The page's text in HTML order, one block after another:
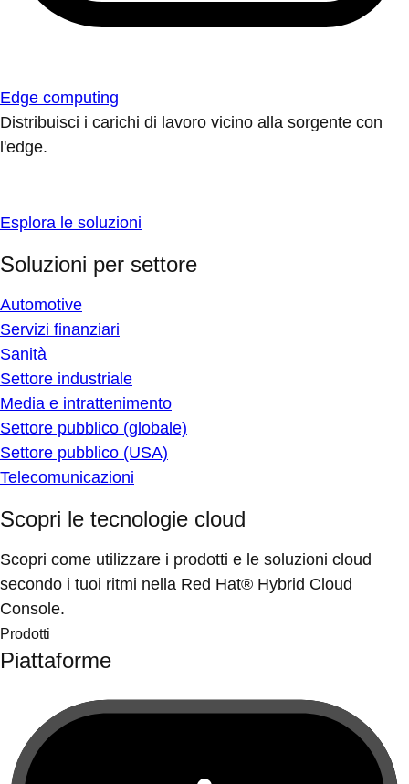
Edge computing
Distribuisci i carichi di lavoro vicino alla sorgente con
l'edge.
Esplora le soluzioni
Soluzioni per settore
Automotive
Servizi finanziari
Sanità
Settore industriale
Media e intrattenimento
Settore pubblico (globale)
Settore pubblico (USA)
Telecomunicazioni
Scopri le tecnologie cloud
Scopri come utilizzare i prodotti e le soluzioni cloud
secondo i tuoi ritmi nella Red Hat® Hybrid Cloud
Console.
Prodotti
Piattaforme